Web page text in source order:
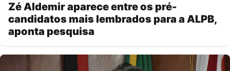
Zé Aldemir aparece entre os pré-
candidatos mais lembrados para a ALPB,
aponta pesquisa